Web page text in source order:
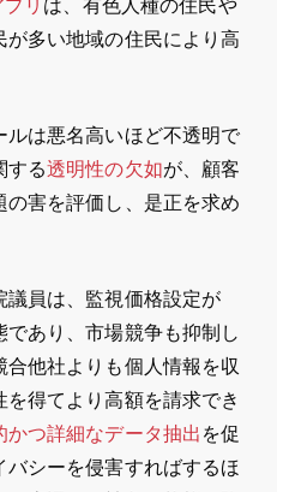
リ は、有色人種の住民や
多い地域の住民により高
は悪名高いほど不透明で
する透明性の欠如が、顧客
害を評価し、是正を求め
議員は、監視価格設定が
であり、市場競争も抑制し
他社よりも個人情報を収
得てより高額を請求でき
かつ詳細なデータ抽出を促
シーを侵害すればするほ